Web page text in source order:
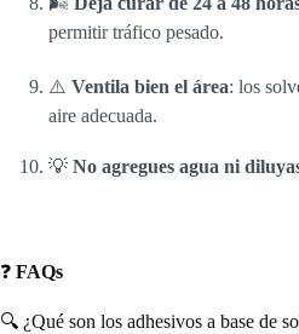
permitir tráfico pesado.
⚠️ Ventila bien el área: los
aire adecuada.
💡 No agregues agua ni
❓ FAQs
🔍 ¿Qué son los adhesivos a base de